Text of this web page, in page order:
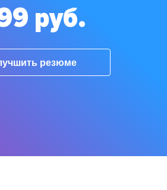
руб.
резюме